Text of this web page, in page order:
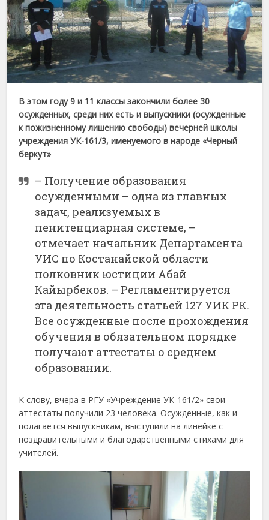
В этом году 9 и 11 классы закончили более 30
осужденных, среди них есть и выпускники (осужденные
к пожизненному лишению свободы) вечерней школы
учреждения УК-161/3, именуемого в народе «Черный
беркут»
– Получение образования
осужденными – одна из главных
задач, реализуемых в
пенитенциарная системе, –
отмечает начальник Департамента
УИС по Костанайской области
полковник юстиции Абай
Кайырбеков. – Регламентируется
эта деятельность статьей 127 УИК РК.
Все осужденные после прохождения
обучения в обязательном порядке
получают аттестаты о среднем
образовании.
К слову, вчера в РГУ «Учреждение УК-161/2» свои
аттестаты получили 23 человека. Осужденные, как и
полагается выпускникам, выступили на линейке с
поздравительными и благодарственными стихами для
учителей.